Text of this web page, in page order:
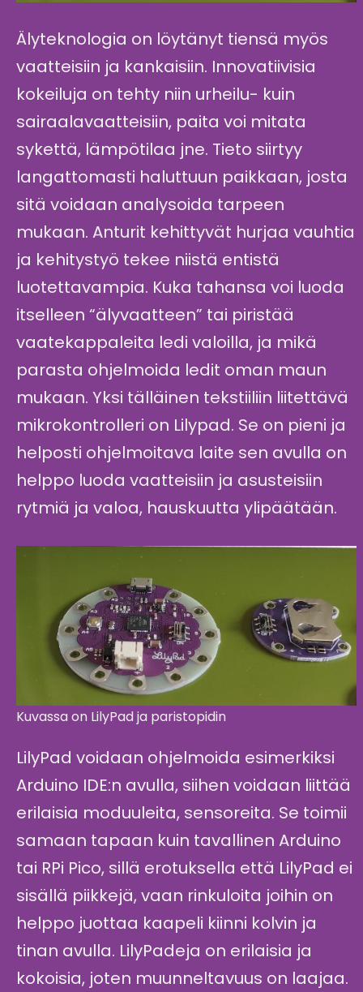
Älyteknologia on löytänyt tiensä myös
vaatteisiin ja kankaisiin. Innovatiivisia
kokeiluja on tehty niin urheilu- kuin
sairaalavaatteisiin, paita voi mitata
sykettä, lämpötilaa jne. Tieto siirtyy
langattomasti haluttuun paikkaan, josta
sitä voidaan analysoida tarpeen
mukaan. Anturit kehittyvät hurjaa vauhtia
ja kehitystyö tekee niistä entistä
luotettavampia. Kuka tahansa voi luoda
itselleen “älyvaatteen” tai piristää
vaatekappaleita ledi valoilla, ja mikä
parasta ohjelmoida ledit oman maun
mukaan. Yksi tälläinen tekstiiliin liitettävä
mikrokontrolleri on Lilypad. Se on pieni ja
helposti ohjelmoitava laite sen avulla on
helppo luoda vaatteisiin ja asusteisiin
rytmiä ja valoa, hauskuutta ylipäätään.
Kuvassa on LilyPad ja paristopidin
LilyPad voidaan ohjelmoida esimerkiksi
Arduino IDE:n avulla, siihen voidaan liittää
erilaisia moduuleita, sensoreita. Se toimii
samaan tapaan kuin tavallinen Arduino
tai RPi Pico, sillä erotuksella että LilyPad ei
sisällä piikkejä, vaan rinkuloita joihin on
helppo juottaa kaapeli kiinni kolvin ja
tinan avulla. LilyPadeja on erilaisia ja
kokoisia, joten muunneltavuus on laajaa.